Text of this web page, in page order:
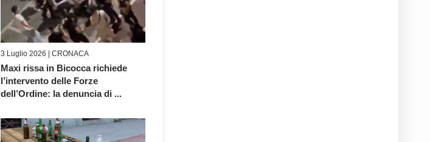
3 Luglio 2026 | CRONACA
Maxi rissa in Bicocca richiede
l’intervento delle Forze
dell’Ordine: la denuncia di ...